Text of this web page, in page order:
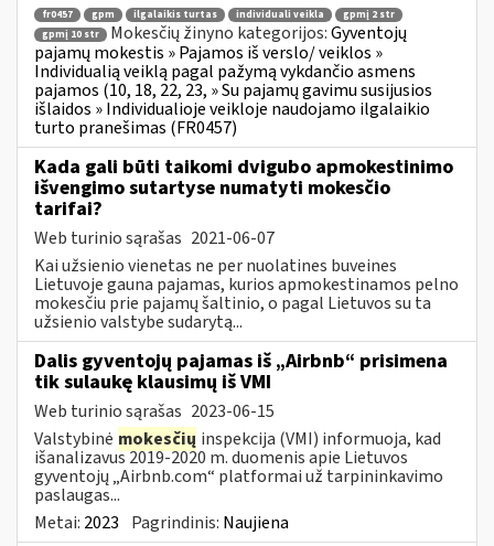
fr0457 gpm ilgalaikis turtas individuali veikla
gpmį 2 str
gpmį 10 str
Mokesčių žinyno kategorijos:Gyventojų
pajamų mokestis » Pajamos iš verslo/ veiklos »
Individualią veiklą pagal pažymą vykdančio asmens
pajamos (10, 18, 22, 23, » Su pajamų gavimu susijusios
išlaidos » Individualioje veikloje naudojamo ilgalaikio
turto pranešimas (FR0457)
Kada gali būti taikomi dvigubo apmokestinimo
išvengimo sutartyse numatyti mokesčio
tarifai?
Web turinio sąrašas 2021-06-07
Kai užsienio vienetas ne per nuolatines buveines
Lietuvoje gauna pajamas, kurios apmokestinamos pelno
mokesčiu prie pajamų šaltinio, o pagal Lietuvos su ta
užsienio valstybe sudarytą...
Dalis gyventojų pajamas iš „Airbnb“ prisimena
tik sulaukę klausimų iš VMI
Web turinio sąrašas 2023-06-15
Valstybinė mokesčių inspekcija (VMI) informuoja, kad
išanalizavus 2019-2020 m. duomenis apie Lietuvos
gyventojų „Airbnb.com“ platformai už tarpininkavimo
paslaugas...
Metai: 2023 Pagrindinis: Naujiena